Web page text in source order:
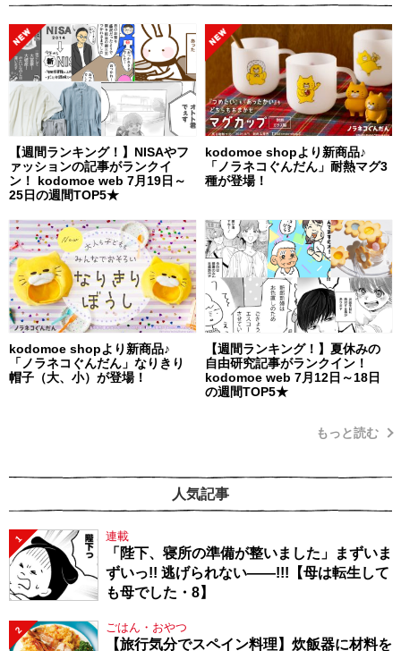
【週間ランキング！】NISAやフ
ァッションの記事がランクイ
ン！ kodomoe web 7月19日～
25日の週間TOP5★
kodomoe shopより新商品♪
「ノラネコぐんだん」耐熱マグ3
種が登場！
kodomoe shopより新商品♪
「ノラネコぐんだん」なりきり
帽子（大、小）が登場！
【週間ランキング！】夏休みの
自由研究記事がランクイン！
kodomoe web 7月12日～18日
の週間TOP5★
もっと読む
人気記事
1 連載
「陛下、寝所の準備が整いました」まずいま
ずいっ!! 逃げられない――!!!【母は転生して
も母でした・8】
2 ごはん・おやつ
【旅行気分でスペイン料理】炊飯器に材料を